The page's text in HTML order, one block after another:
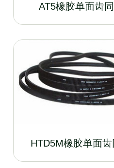
AT5橡胶单面齿
HTD5M橡胶单面